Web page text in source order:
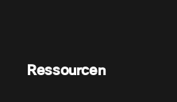
Ressourcen